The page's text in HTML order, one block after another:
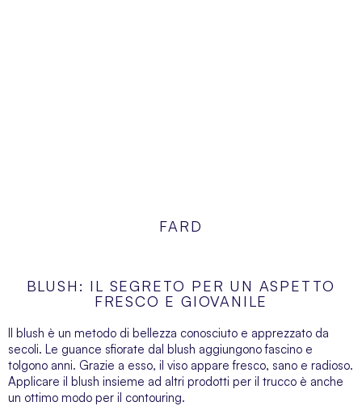
FARD
BLUSH: IL SEGRETO PER UN ASPETTO
FRESCO E GIOVANILE
Il blush è un metodo di bellezza conosciuto e apprezzato da
secoli. Le guance sfiorate dal blush aggiungono fascino e
tolgono anni. Grazie a esso, il viso appare fresco, sano e radioso.
Applicare il blush insieme ad altri prodotti per il trucco è anche
un ottimo modo per il contouring.